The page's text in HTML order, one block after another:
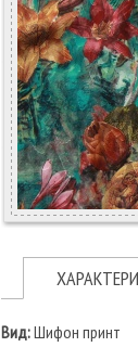
Вид:Шифон принт